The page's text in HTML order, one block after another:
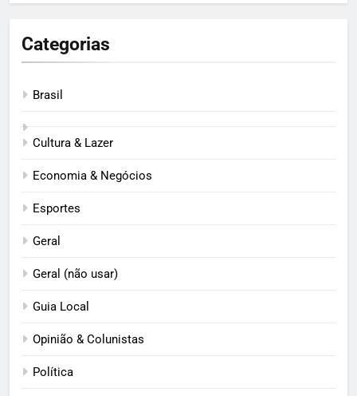
Categorias
Brasil
Cultura & Lazer
Economia & Negócios
Esportes
Geral
Geral (não usar)
Guia Local
Opinião & Colunistas
Política